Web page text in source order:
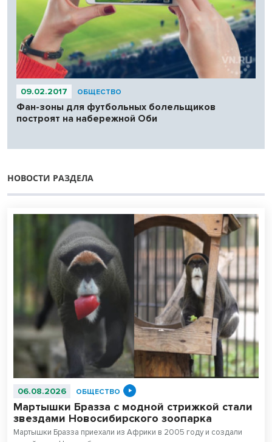
09.02.2017 ОБЩЕСТВО
Фан-зоны для футбольных болельщиков
построят на набережной Оби
НОВОСТИ РАЗДЕЛА
06.08.2026 ОБЩЕСТВО
Мартышки Бразза с модной стрижкой стали
звездами Новосибирского зоопарка
Мартышки Бразза приехали из Африки в 2005 году и создали